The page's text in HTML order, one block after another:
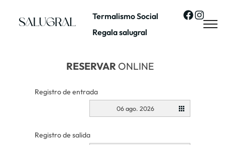
Termalismo Social
Regala salugral
RESERVARONLINE
Registro de entrada
06 ago. 2026
Registro de salida